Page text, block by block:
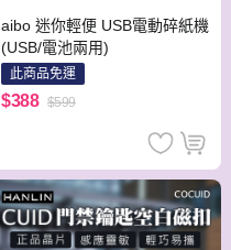
aibo 迷你輕便 USB電動碎紙機
(USB/電池兩用)
此商品免運
$388 $599